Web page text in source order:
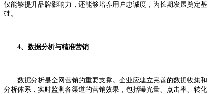
仅能够提升品牌影响力，还能够培养用户忠诚度，为长期发展奠定基
础。
4、数据分析与精准营销
数据分析是全网营销的重要支撑。企业应建立完善的数据收集和
分析体系，实时监测各渠道的营销效果，包括曝光量、点击率、转化